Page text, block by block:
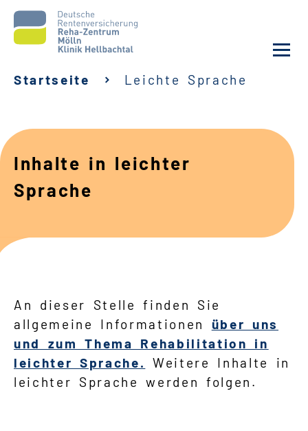
Unsere Angebote
Leichte Sprache
Gebärdensprache
Startseite Leichte Sprache
Inhalte in leichter
Sprache
An dieser Stelle finden Sie
allgemeine Informationen über uns
und zum Thema Rehabilitation in
leichter Sprache.
Weitere Inhalte in
leichter Sprache werden folgen.